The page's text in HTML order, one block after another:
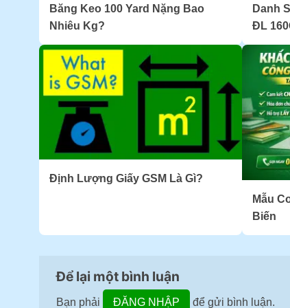
Băng Keo 100 Yard Nặng Bao
Nhiêu Kg?
Danh
ĐL
Định Lượng Giấy GSM Là Gì?
Mẫu
Biến
Để lại một bình luận
Bạn phải ĐĂNG NHẬP để gửi bình luận.